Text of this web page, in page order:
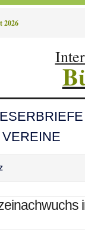
2026
VEREINE